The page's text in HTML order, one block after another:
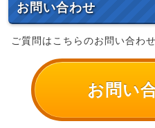
お問い合わせ
ご質問はこちらのお問い合わ
お問い